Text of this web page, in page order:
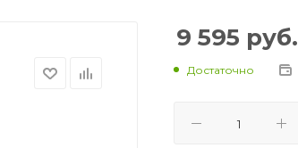
9 595 руб.
Достаточно